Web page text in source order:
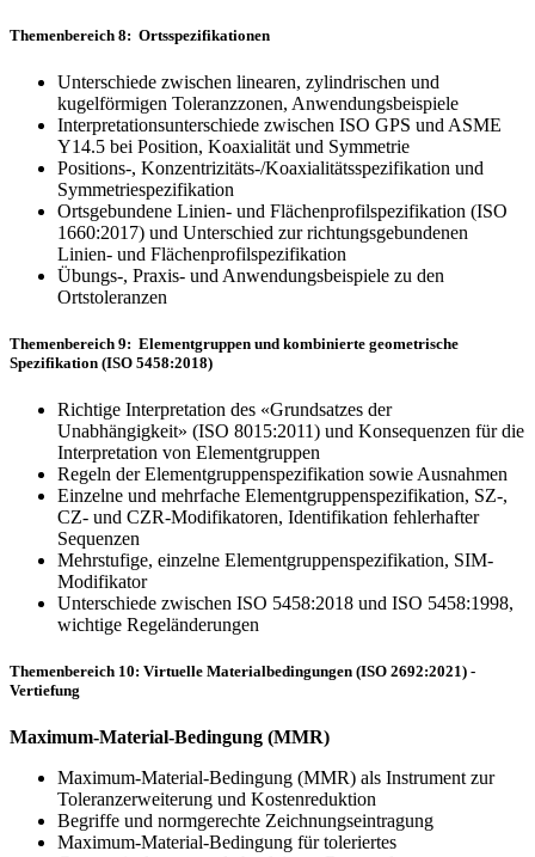
Themenbereich 8: Ortsspezifikationen
Unterschiede zwischen linearen, zylindrischen und
kugelförmigen Toleranzzonen, Anwendungsbeispiele
Interpretationsunterschiede zwischen ISO GPS und ASME
Y14.5 bei Position, Koaxialität und Symmetrie
Positions-, Konzentrizitäts-/Koaxialitätsspezifikation und
Symmetriespezifikation
Ortsgebundene Linien- und Flächenprofilspezifikation (ISO
1660:2017) und Unterschied zur richtungsge­bundenen
Linien- und Flächenprofilspezifikation
Übungs-, Praxis- und Anwendungsbeispiele zu den
Ortstoleranzen
Themenbereich 9: Elementgruppen und kombinierte geometrische
Spezifikation (ISO 5458:2018)
Richtige Interpretation des «Grundsatzes der
Unabhängigkeit» (ISO 8015:2011) und Konsequenzen für die
Interpretation von Elementgruppen
Regeln der Elementgruppenspezifikation sowie Ausnahmen
Einzelne und mehrfache Elementgruppenspezifikation, SZ-,
CZ- und CZR-Modifikatoren, Identifikation feh­lerhafter
Sequenzen
Mehrstufige, einzelne Elementgruppenspezifikation, SIM-
Modifikator
Unterschiede zwischen ISO 5458:2018 und ISO 5458:1998,
wichtige Regeländerungen
Themenbereich 10: Virtuelle Materialbedingungen (ISO 2692:2021) -
Vertiefung
Maximum-Material-Bedingung (MMR)
Maximum-Material-Bedingung (MMR) als Instrument zur
Toleranzerweiterung und Kostenreduktion
Begriffe und normgerechte Zeichnungseintragung
Maximum-Material-Bedingung für toleriertes